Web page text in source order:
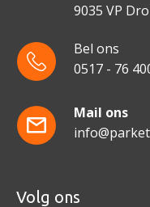
9035 VP
Bel ons
0517 - 76
Mail ons
Volg ons